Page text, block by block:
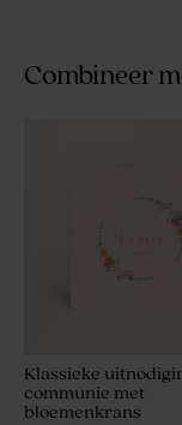
Combineer
Klassieke
communie met
bloemenkrans